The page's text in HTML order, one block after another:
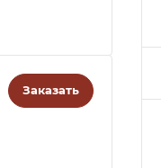
Заказать